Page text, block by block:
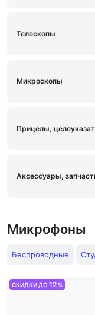
Телескопы
Микроскопы
Прицелы,
Аксессуары,
Микрофоны
Беспроводные
СКИДКИ ДО12 %